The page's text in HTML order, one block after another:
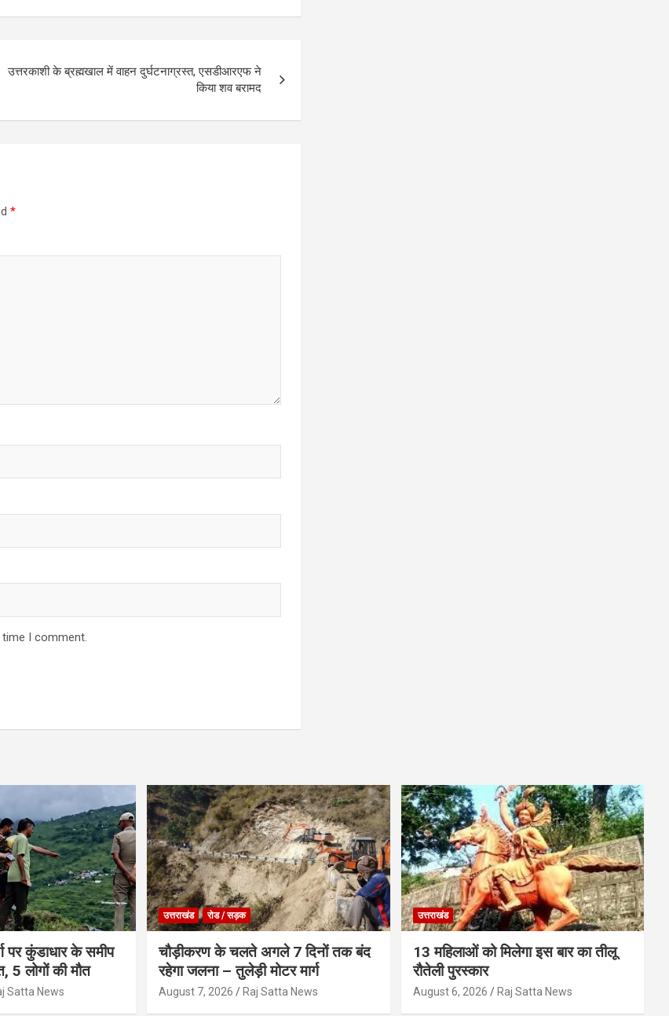
उत्तरकाशी के ब्रह्मखाल में वाहन दुर्घटनाग्रस्त, एसडीआरएफ ने
किया शव बरामद
*
I comment.
पर कुंडाधार के समीप
5 लोगों की मौत
Satta News
उत्तराखंड रोड / सड़क
चौड़ीकरण के चलते अगले 7 दिनों तक बंद
रहेगा जलना – तुलेड़ी मोटर मार्ग
August 7, 2026 Raj Satta News
उत्तराखंड
13 महिलाओं को मिलेगा इस बार का तीलू
रौतेली पुरस्कार
August 6, 2026 Raj Satta News